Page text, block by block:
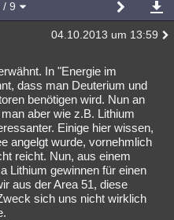
Mystery Kriminalfälle
Technologie Ufologie
Esoterik Literatur
Gaming Filme
/ 9
04.10.2013 um 13:59
In "Energie im
dass man Deuterium und
benötigen wird. Nun an
aber wie z.B. Lithium
Einige hier wissen,
angelgt wurde, vornehmlich
reicht. Nun, aus einem
Lithium gewinnen für einen
aus der Area 51, diese
sich uns nicht wirklich